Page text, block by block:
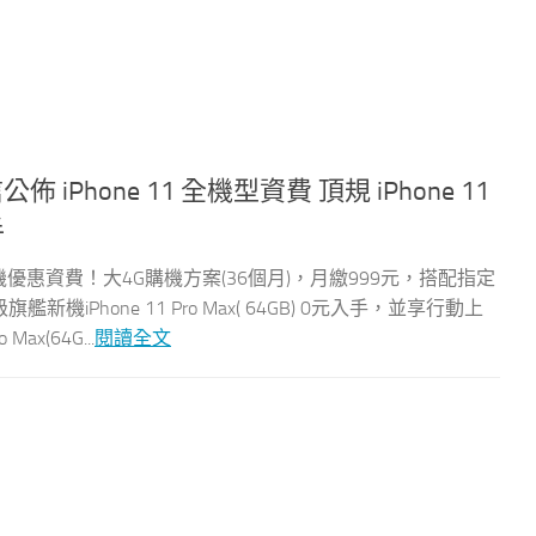
佈 iPhone 11 全機型資費 頂規 iPhone 11
惠資費！大4G購機方案(36個月)，月繳999元，搭配指定
艦新機iPhone 11 Pro Max( 64GB) 0元入手，並享行動上
閱讀全文